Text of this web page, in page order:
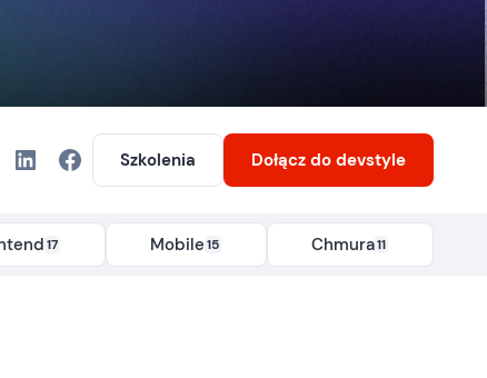
Szkolenia Dołącz do devstyle
17 Mobile15 Chmura11